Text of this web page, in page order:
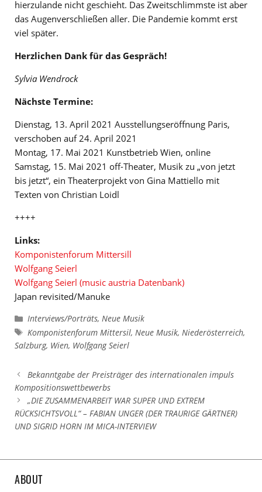
hierzulande nicht geschieht. Das Zweitschlimmste ist aber
das Augenverschließen aller. Die Pandemie kommt erst
viel später.
Herzlichen Dank für das Gespräch!
Sylvia Wendrock
Nächste Termine:
Dienstag, 13. April 2021 Ausstellungseröffnung Paris,
verschoben auf 24. April 2021
Montag, 17. Mai 2021 Kunstbetrieb Wien, online
Samstag, 15. Mai 2021 off-Theater, Musik zu „von jetzt
bis jetzt“, ein Theaterprojekt von Gina Mattiello mit
Texten von Christian Loidl
++++
Links:
Komponistenforum Mittersill
Wolfgang Seierl
Wolfgang Seierl (music austria Datenbank)
Japan revisited/Manuke
Kategorien
Interviews/Porträts,Neue Musik
Schlagwörter
Komponistenforum Mittersil, Neue Musik, Niederösterreich,
Salzburg, Wien, Wolfgang Seierl
Bekanntgabe der Preisträger des internationalen impuls
Kompositionswettbewerbs
„DIE ZUSAMMENARBEIT WAR SUPER UND EXTREM
RÜCKSICHTSVOLL“ – FABIAN UNGER (DER TRAURIGE GÄRTNER)
UND SIGRID HORN IM MICA-INTERVIEW
ABOUT